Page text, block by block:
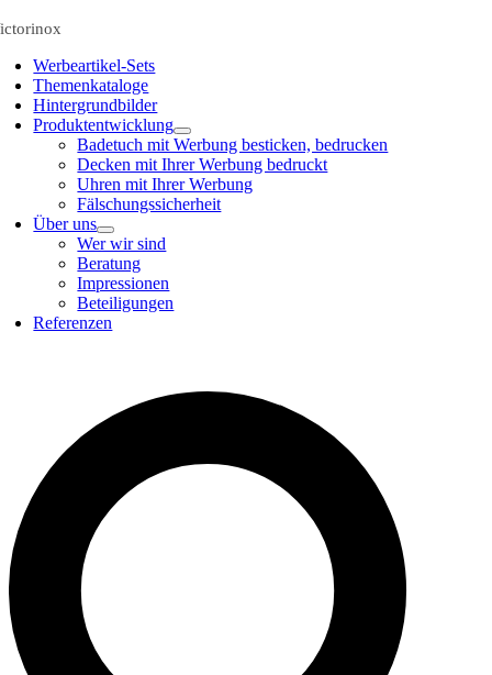
Werbeartikel-Sets
Themenkataloge
Hintergrundbilder
Produktentwicklung
Badetuch mit Werbung besticken, bedrucken
Decken mit Ihrer Werbung bedruckt
Uhren mit Ihrer Werbung
Fälschungssicherheit
Über uns
Wer wir sind
Beratung
Impressionen
Beteiligungen
Referenzen